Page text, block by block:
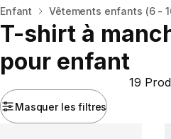
Accueil
Enfant Vêtements enfants (6 -
T-shirt à
pour enfant
Masquer les filtres
19